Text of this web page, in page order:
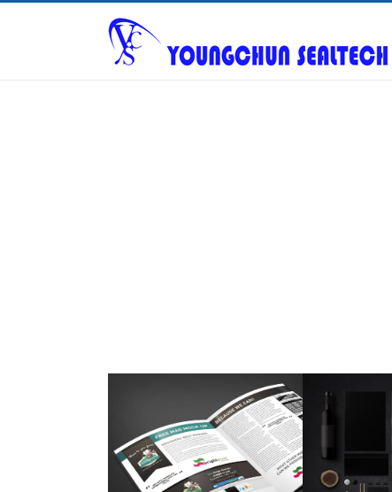
: ftp_fget() expects parameter 1 to be resource, null given in
ZOOM VIEW